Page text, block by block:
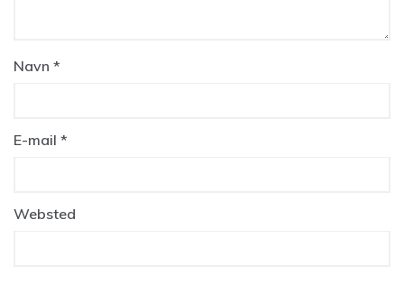
Navn *
E-mail *
Websted